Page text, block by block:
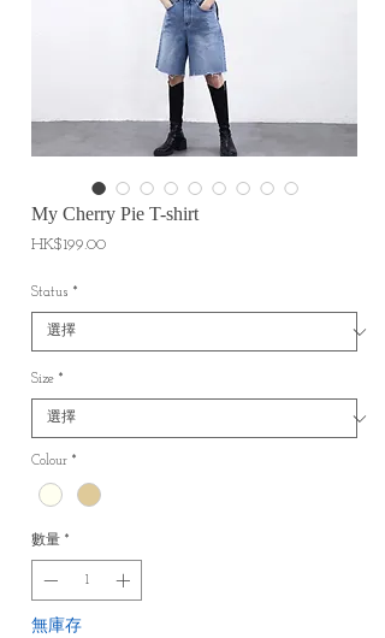
My Cherry Pie T-shirt
HK$199.00價
Status *
Size *
Colour *
數量 *
無庫存